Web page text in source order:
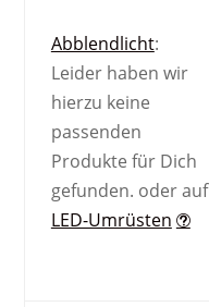
Abblendlicht:
Leider haben wir
hierzu keine
passenden
Produkte für Dich
gefunden. oder auf
LED-Umrüsten